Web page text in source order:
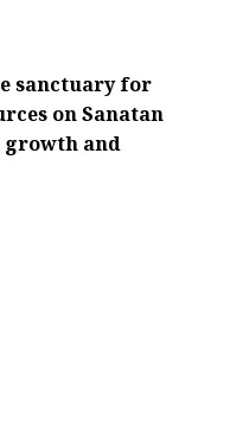
sanctuary for
on Sanatan
and